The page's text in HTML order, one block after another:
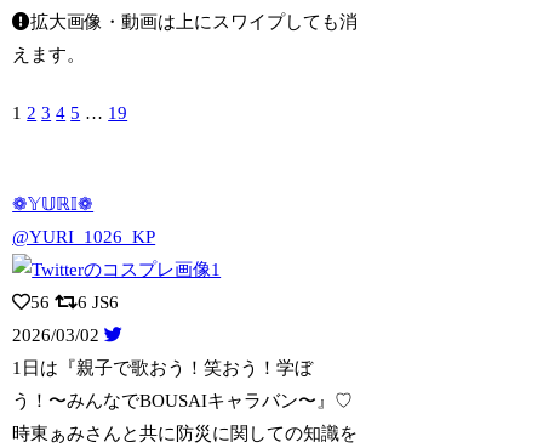
拡大画像・動画は上にスワイプしても消
えます。
1 2 3 4 5 … 19
❁𝕐𝕌ℝ𝕀❁
@YURI_1026_KP
56 6 JS6
2026/03/02
1日は『親子で歌おう！笑おう！学ぼ
う！〜みんなでBOUSAIキャラバン〜』♡
時東ぁみさんと共に防災に関しての知識を